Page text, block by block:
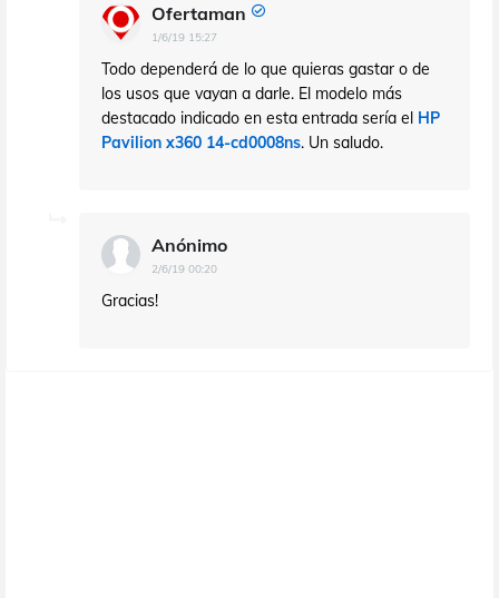
Ofertaman
1/6/19 15:27
Todo dependerá de lo que quieras gastar o de
los usos que vayan a darle. El modelo más
destacado indicado en esta entrada sería el HP
Pavilion x360 14-cd0008ns. Un saludo.
Anónimo
2/6/19 00:20
Gracias!